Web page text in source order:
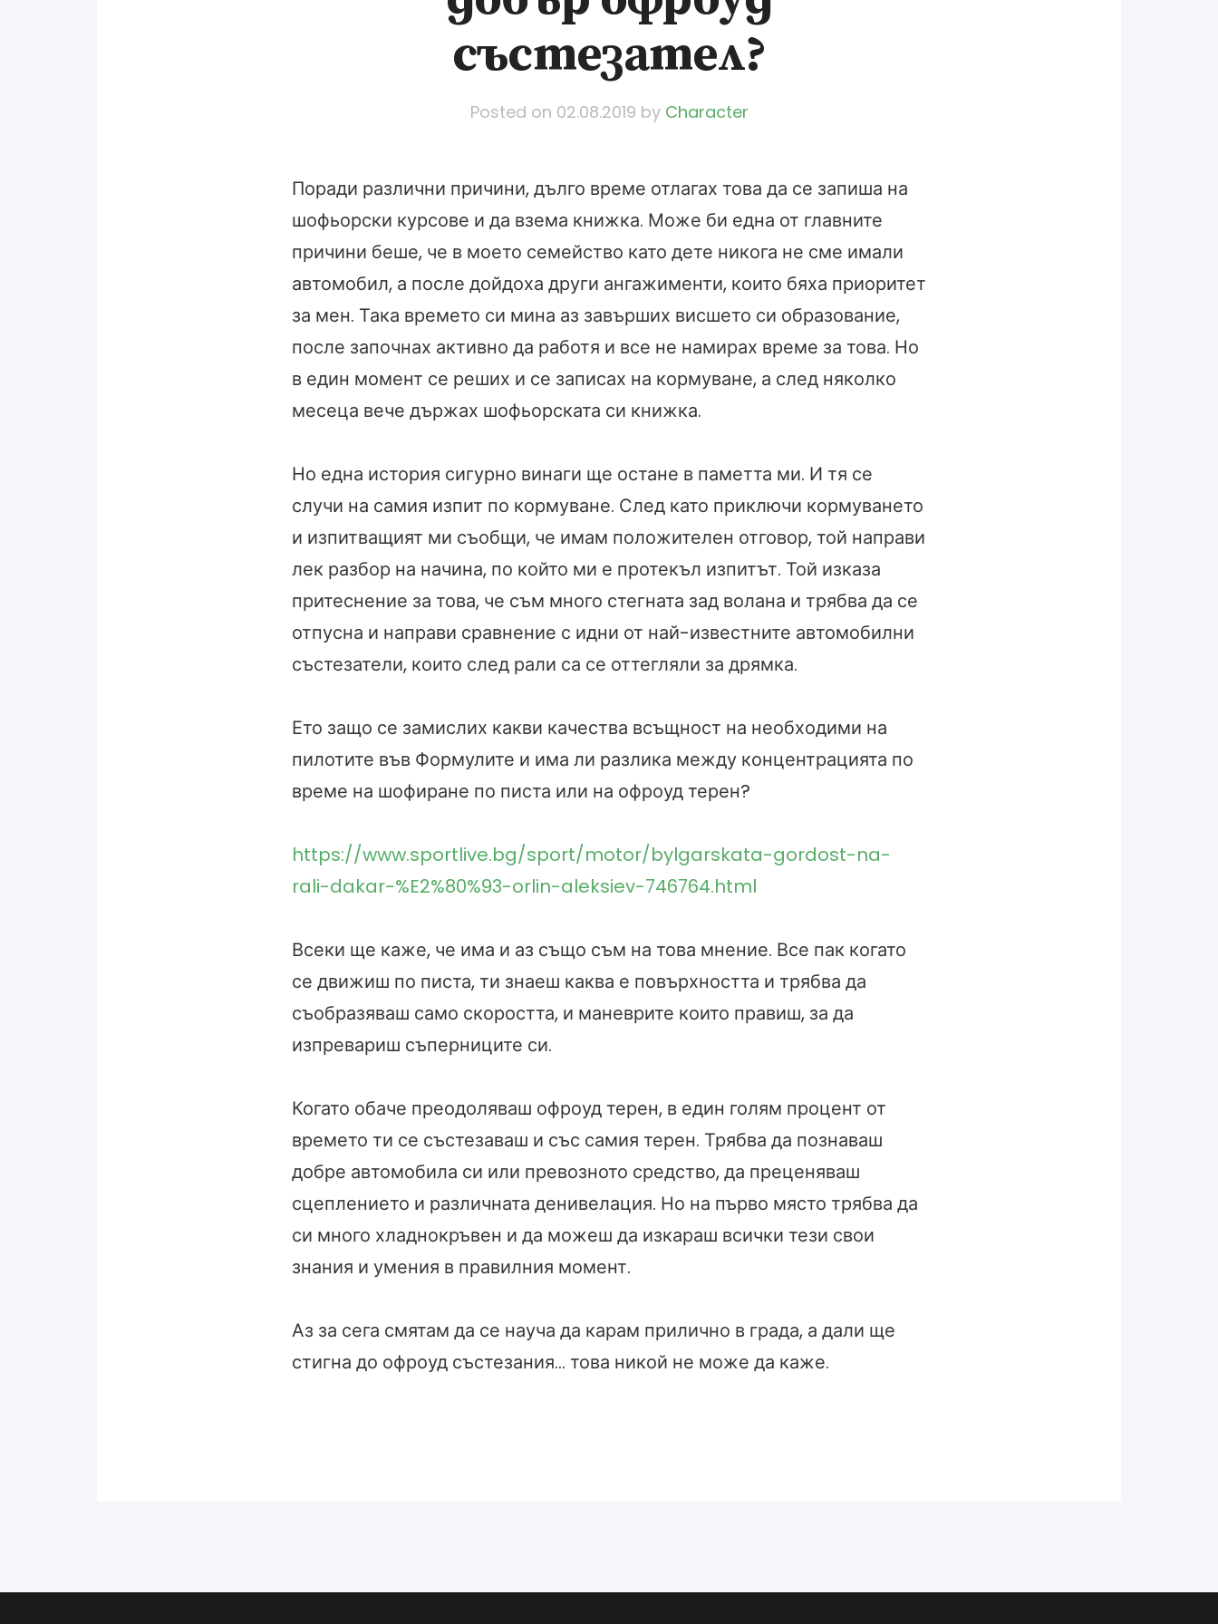
състезател?
Posted on 02.08.2019 by Character
Поради различни причини, дълго време отлагах това да се запиша на
шофьорски курсове и да взема книжка. Може би една от главните
причини беше, че в моето семейство като дете никога не сме имали
автомобил, а после дойдоха други ангажименти, които бяха приоритет
за мен. Така времето си мина аз завърших висшето си образование,
после започнах активно да работя и все не намирах време за това. Но
в един момент се реших и се записах на кормуване, а след няколко
месеца вече държах шофьорската си книжка.
Но една история сигурно винаги ще остане в паметта ми. И тя се
случи на самия изпит по кормуване. След като приключи кормуването
и изпитващият ми съобщи, че имам положителен отговор, той направи
лек разбор на начина, по който ми е протекъл изпитът. Той изказа
притеснение за това, че съм много стегната зад волана и трябва да се
отпусна и направи сравнение с идни от най-известните автомобилни
състезатели, които след рали са се оттегляли за дрямка.
Ето защо се замислих какви качества всъщност на необходими на
пилотите във Формулите и има ли разлика между концентрацията по
време на шофиране по писта или на офроуд терен?
https://www.sportlive.bg/sport/motor/bylgarskata-gordost-na-
rali-dakar-%E2%80%93-orlin-aleksiev-746764.html
Всеки ще каже, че има и аз също съм на това мнение. Все пак когато
се движиш по писта, ти знаеш каква е повърхността и трябва да
съобразяваш само скоростта, и маневрите които правиш, за да
изпревариш съперниците си.
Когато обаче преодоляваш офроуд терен, в един голям процент от
времето ти се състезаваш и със самия терен. Трябва да познаваш
добре автомобила си или превозното средство, да преценяваш
сцеплението и различната денивелация. Но на първо място трябва да
си много хладнокръвен и да можеш да изкараш всички тези свои
знания и умения в правилния момент.
Аз за сега смятам да се науча да карам прилично в града, а дали ще
стигна до офроуд състезания… това никой не може да каже.